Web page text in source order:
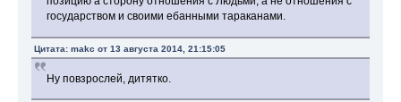
государством и своими ебанными тараканами.
Цитата: makc от 13 августа 2014, 21:15:05
Ну повзрослей, дитятко.